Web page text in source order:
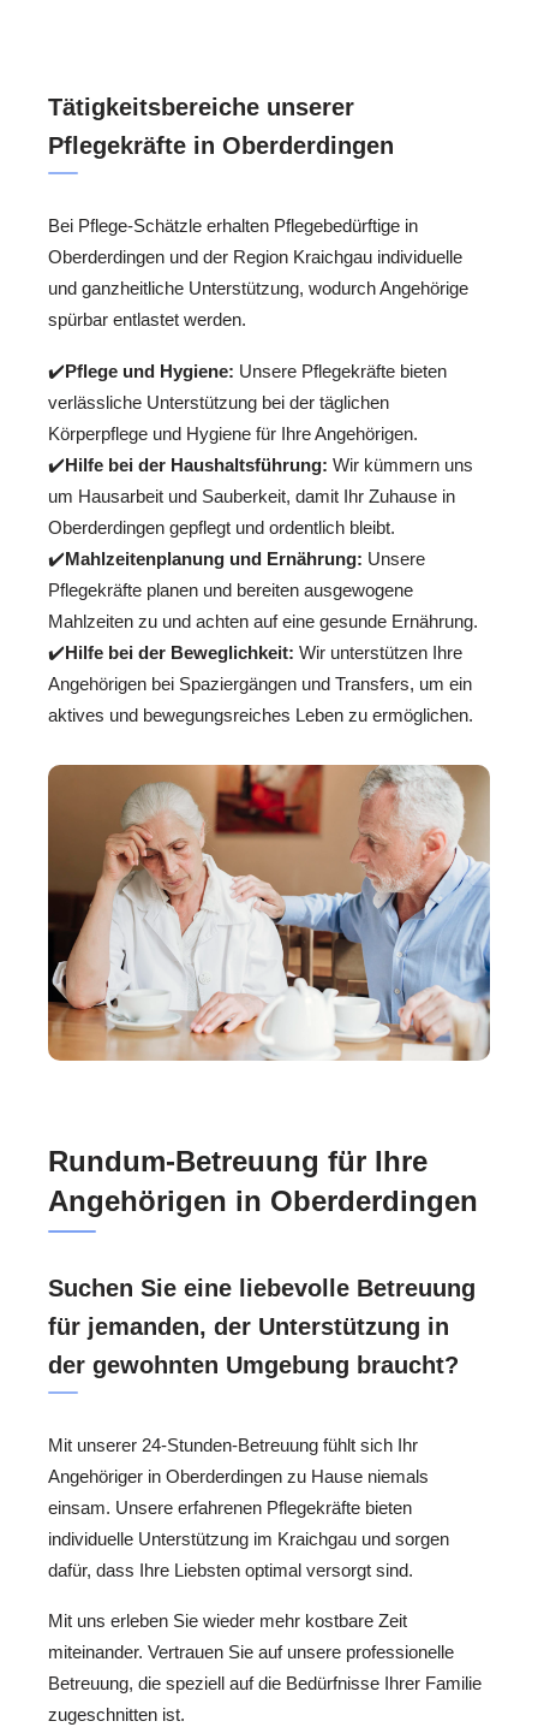
Tätigkeitsbereiche unserer
Pflegekräfte in Oberderdingen
Bei Pflege-Schätzle erhalten Pflegebedürftige in
Oberderdingen und der Region Kraichgau individuelle
und ganzheitliche Unterstützung, wodurch Angehörige
spürbar entlastet werden.
✔️Pflege und Hygiene: Unsere Pflegekräfte bieten
verlässliche Unterstützung bei der täglichen
Körperpflege und Hygiene für Ihre Angehörigen.
✔️Hilfe bei der Haushaltsführung: Wir kümmern uns
um Hausarbeit und Sauberkeit, damit Ihr Zuhause in
Oberderdingen gepflegt und ordentlich bleibt.
✔️Mahlzeitenplanung und Ernährung: Unsere
Pflegekräfte planen und bereiten ausgewogene
Mahlzeiten zu und achten auf eine gesunde Ernährung.
✔️Hilfe bei der Beweglichkeit: Wir unterstützen Ihre
Angehörigen bei Spaziergängen und Transfers, um ein
aktives und bewegungsreiches Leben zu ermöglichen.
Rundum-Betreuung für Ihre
Angehörigen in Oberderdingen
Suchen Sie eine liebevolle Betreuung
für jemanden, der Unterstützung in
der gewohnten Umgebung braucht?
Mit unserer 24-Stunden-Betreuung fühlt sich Ihr
Angehöriger in Oberderdingen zu Hause niemals
einsam. Unsere erfahrenen Pflegekräfte bieten
individuelle Unterstützung im Kraichgau und sorgen
dafür, dass Ihre Liebsten optimal versorgt sind.
Mit uns erleben Sie wieder mehr kostbare Zeit
miteinander. Vertrauen Sie auf unsere professionelle
Betreuung, die speziell auf die Bedürfnisse Ihrer Familie
zugeschnitten ist.